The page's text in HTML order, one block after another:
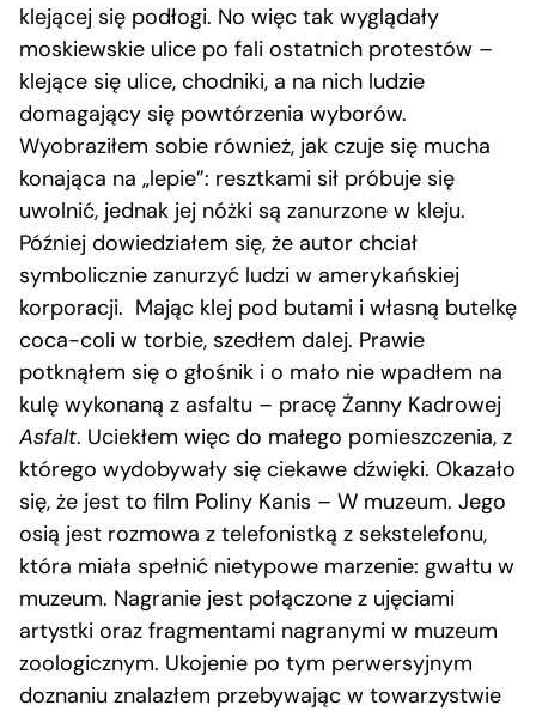
klejącej się podłogi. No więc tak wyglądały
moskiewskie ulice po fali ostatnich protestów –
klejące się ulice, chodniki, a na nich ludzie
domagający się powtórzenia wyborów.
Wyobraziłem sobie również, jak czuje się mucha
konająca na „lepie”: resztkami sił próbuje się
uwolnić, jednak jej nóżki są zanurzone w kleju.
Później dowiedziałem się, że autor chciał
symbolicznie zanurzyć ludzi w amerykańskiej
korporacji. Mając klej pod butami i własną butelkę
coca-coli w torbie, szedłem dalej. Prawie
potknąłem się o głośnik i o mało nie wpadłem na
kulę wykonaną z asfaltu – pracę Żanny Kadrowej
Asfalt. Uciekłem więc do małego pomieszczenia, z
którego wydobywały się ciekawe dźwięki. Okazało
się, że jest to film Poliny Kanis – W muzeum. Jego
osią jest rozmowa z telefonistką z sekstelefonu,
która miała spełnić nietypowe marzenie: gwałtu w
muzeum. Nagranie jest połączone z ujęciami
artystki oraz fragmentami nagranymi w muzeum
zoologicznym. Ukojenie po tym perwersyjnym
doznaniu znalazłem przebywając w towarzystwie